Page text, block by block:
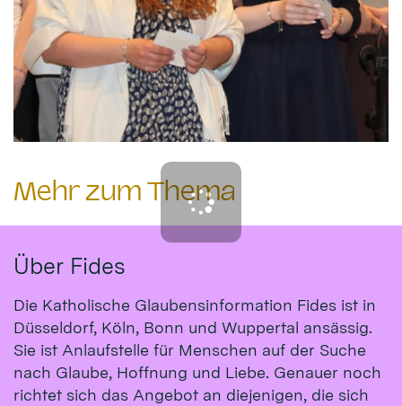
Mehr zum Thema
Über Fides
Die Katholische Glaubensinformation Fides ist in
Düsseldorf, Köln, Bonn und Wuppertal ansässig.
Sie ist Anlaufstelle für Menschen auf der Suche
nach Glaube, Hoffnung und Liebe. Genauer noch
richtet sich das Angebot an diejenigen, die sich